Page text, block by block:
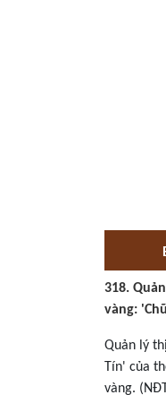
318.
vàng:
Quản lý
Tín' của
vàng.